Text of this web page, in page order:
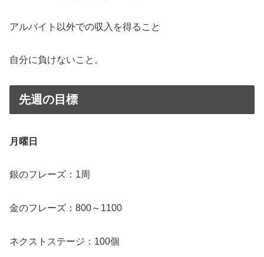
アルバイト以外での収入を得ること
自分に負けないこと。
先週の目標
月曜日
銀のフレーズ：1周
金のフレーズ：800～1100
ネクストステージ：100個